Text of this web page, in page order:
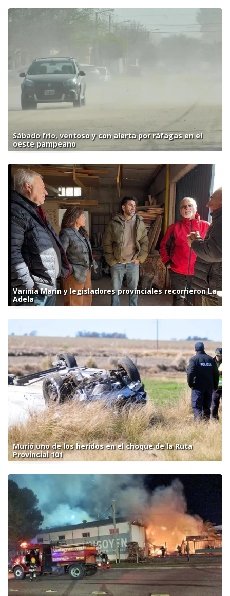
Sábado frío, ventoso y con alerta por ráfagas en el
oeste pampeano
Varinia Marín y legisladores provinciales recorrieron La
Adela
Murió uno de los heridos en el choque de la Ruta
Provincial 101